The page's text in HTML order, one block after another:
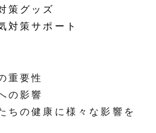
策グッズ
対策サポート
重要性
の影響
ちの健康に様々な影響を